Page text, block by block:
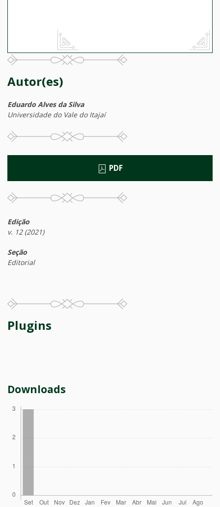
Autor(es)
Eduardo Alves da Silva
Universidade do Vale do Itajaí
PDF
Edição
v. 12 (2021)
Seção
Editorial
Plugins
Downloads